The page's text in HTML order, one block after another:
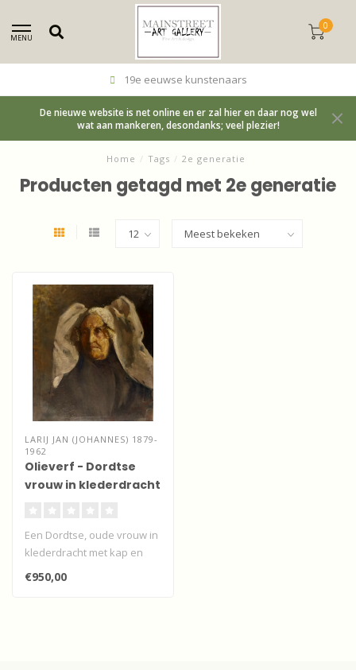
MENU
0
19e eeuwse kunstenaars
De nieuwe website is net online en er zal hier en daar nog wel
wat aan mankeren, desondanks; veel plezier!
Home / Tags / 2e generatie
Producten getagd met 2e generatie
LARIJ JAN (JOHANNES) 1879-
1962
Olieverf - Dordtse
vrouw in klederdracht
Een Dordtse, oude vrouw in
klederdracht met kap en
oorijzers...
€950,00